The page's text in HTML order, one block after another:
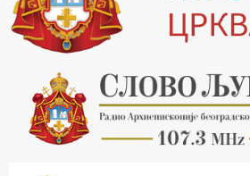
20.15 Реч архијереја
20.30 Млади у Цркви
21.03 Гугл пита
22.03 Црквена предавања и трибине
23.00 Питања и одговори